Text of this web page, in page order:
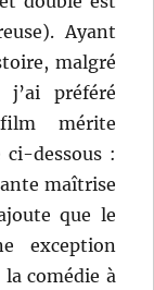
Ayant
malgré
j’ai préféré
mérite
dessous :
maîtrise
que le
exception
comédie à